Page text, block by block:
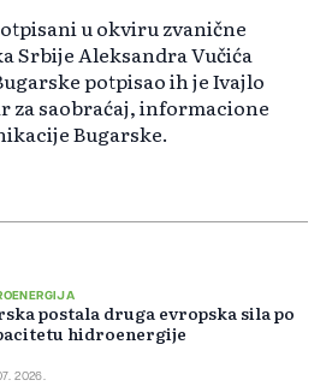
u okviru zvanične
Srbije Aleksandra Vučića
potpisao ih je Ivajlo
za saobraćaj, informacione
Bugarske.
postala druga evropska sila po
hidroenergije
2026.